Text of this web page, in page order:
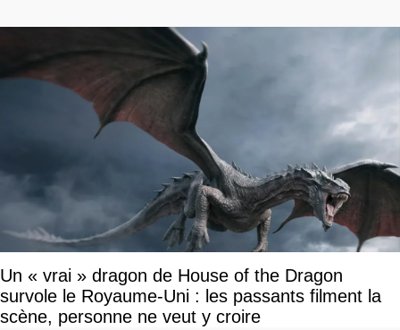
Un « vrai » dragon de House of the Dragon
survole le Royaume-Uni : les passants filment la
scène, personne ne veut y croire